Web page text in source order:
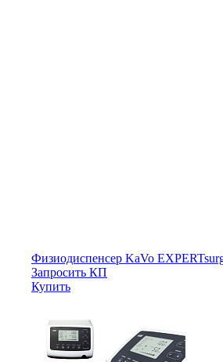
Физиодиспенсер KaVo
Запросить КП
Купить